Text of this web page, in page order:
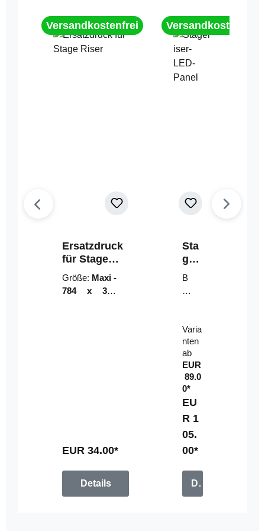
Versandkostenfrei
Ersatzdruck
für Stage
Riser
Größe: Maxi -
784 x 314
EUR 34.00*
Details
Versandkostenfrei
Sta
geri
ser-
LE
D-
el
B
un
mi
t
Fe
rn
be
di
en
u
n
g
Varia
nten
ab
EUR
89.0
0*
EU
R 1
05.
00*
Details